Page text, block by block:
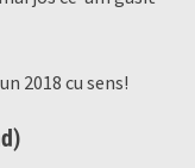
2018 cu sens!